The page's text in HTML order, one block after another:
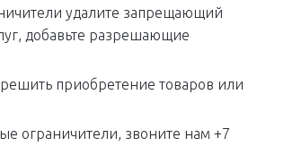
удалите запрещающий
добавьте разрешающие
приобретение товаров или
ограничители, звоните нам +7